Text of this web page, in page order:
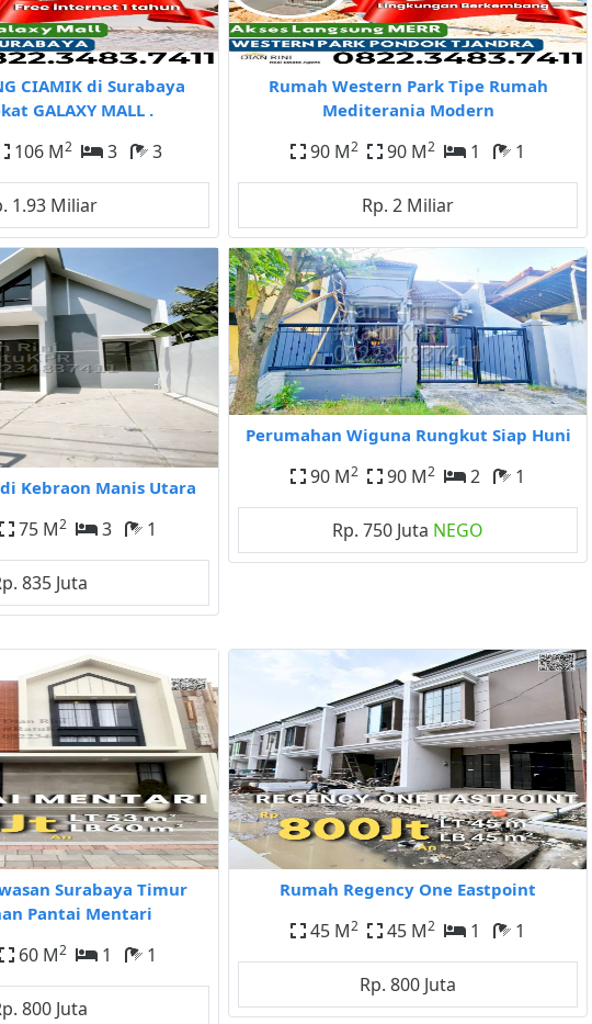
CIAMIK di Surabaya
GALAXY MALL .
106 M2 3 3
1.93 Miliar
Rumah Western Park Tipe Rumah
Mediterania Modern
90 M2 90 M2 1 1
Rp. 2 Miliar
Kebraon Manis Utara
75 M2 3 1
835 Juta
Perumahan Wiguna Rungkut Siap Huni
90 M2 90 M2 2 1
Rp. 750 Juta NEGO
Surabaya Timur
Pantai Mentari
60 M2 1 1
800 Juta
Rumah Regency One Eastpoint
45 M2 45 M2 1 1
Rp. 800 Juta